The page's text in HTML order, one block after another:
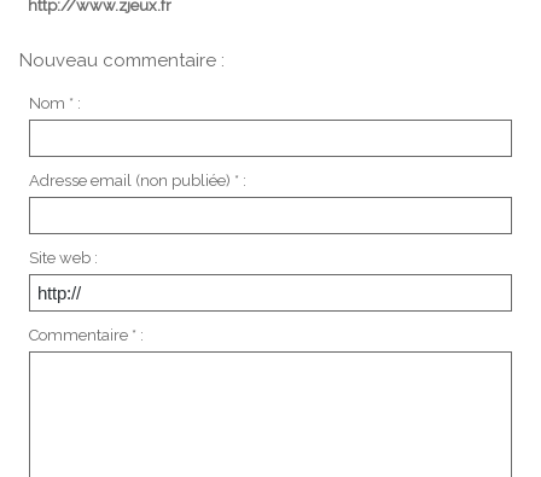
http://www.zjeux.fr
Nouveau commentaire :
Nom * :
Adresse email (non publiée) * :
Site web :
Commentaire * :